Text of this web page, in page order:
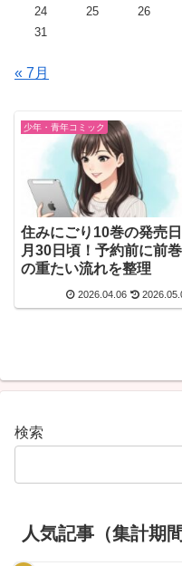
24
25 26
31
« 7月
少年・青年コミック
住みにごり10巻の発売
月30日頃！予約前に前巻
の重たい流れを整理
2026.04.06
検索
人気記事（集計期間